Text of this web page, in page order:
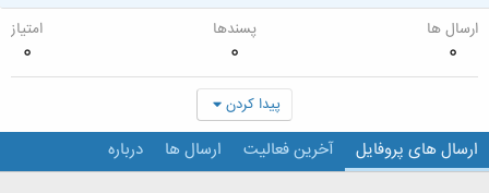
ارسال ها
0
پسندها
0
امتیاز
0
پیدا کردن
ارسال های پروفایل آخرین فعالیت ارسال ها درباره